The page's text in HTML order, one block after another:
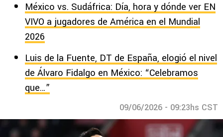
México vs. Sudáfrica: Día, hora y dónde ver EN
VIVO a jugadores de América en el Mundial
2026
Luis de la Fuente, DT de España, elogió el nivel
de Álvaro Fidalgo en México: “Celebramos
que…”
09/06/2026 - 09:23hs CST